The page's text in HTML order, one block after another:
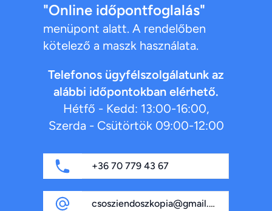
"Online időpontfoglalás"
menüpont alatt. A rendelőben
kötelező a maszk használata.
Telefonos ügyfélszolgálatunk az
alábbi időpontokban elérhető.
Hétfő - Kedd: 13:00-16:00,
Szerda - Csütörtök 09:00-12:00
+36 70 779 43 67
csosziendoszkopia@gmail.com